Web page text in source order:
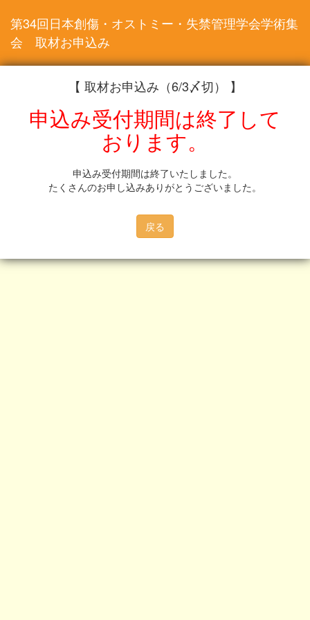
第34回日本創傷・オストミー・失禁管理学会学術集
会 取材お申込み
【 取材お申込み（6/3〆切） 】
申込み受付期間は終了して
おります。
申込み受付期間は終了いたしました。
たくさんのお申し込みありがとうございました。
戻る